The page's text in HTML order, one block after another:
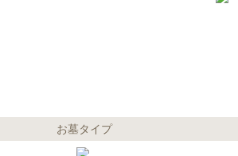
お墓タイプ